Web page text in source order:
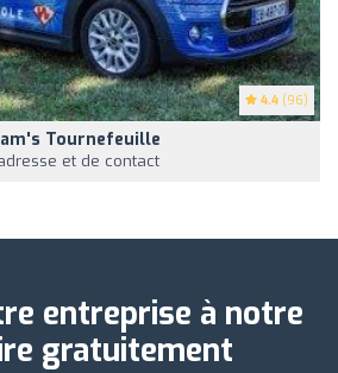
4.4 (96)
Tournefeuille
et de contact
entreprise à notre
gratuitement